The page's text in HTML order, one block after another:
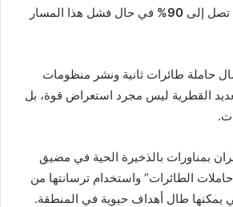
تصل إلى 90%
في حال فشل هذا المسار
حاملة طائرات ثانية ونشر منظومات
القطرية ليس مجرد استعراض قوة، بل
بمناورات بالذخيرة الحية في مضيق
الطائرات” واستخدام ترسانتها من
يمكنها طال أهداف حيوية في المنطقة.